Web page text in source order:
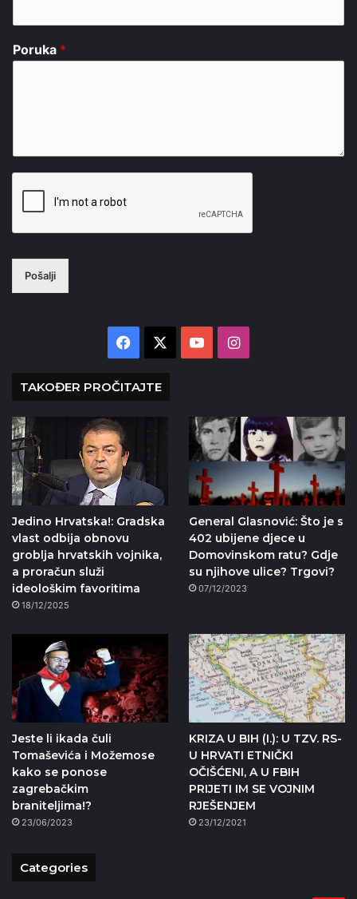
Poruka *
Pošalji
Facebook YouTubeInstagram
TAKOĐER PROČITAJTE
Jedino Hrvatska!: Gradska
vlast odbija obnovu
groblja hrvatskih vojnika,
a proračun služi
ideološkim favoritima
18/12/2025
General Glasnović: Što je s
402 ubijene djece u
Domovinskom ratu? Gdje
su njihove ulice? Trgovi?
07/12/2023
Jeste li ikada čuli
Tomaševića i Možemose
kako se ponose
zagrebačkim
braniteljima!?
23/06/2023
KRIZA U BIH (I.): U TZV. RS-
U HRVATI ETNIČKI
OČIŠĆENI, A U FBIH
PRIJETI IM SE VOJNIM
RJEŠENJEM
23/12/2021
Categories